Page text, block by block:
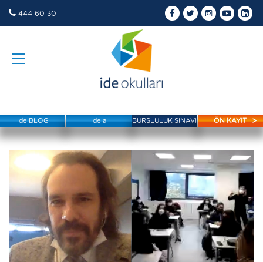
444 60 30
ide BLOG ide a BURSLULUK SINAVI ÖN KAYIT